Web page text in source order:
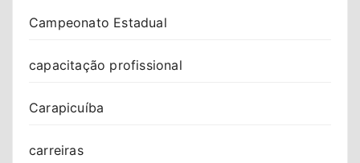
Campeonato Estadual
capacitação profissional
Carapicuíba
carreiras